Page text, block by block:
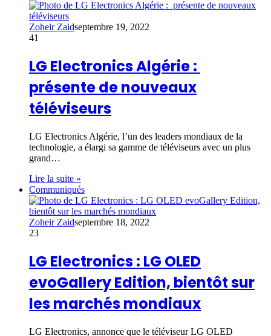
Zoheir Zaidseptembre 19, 2022
41
LG Electronics Algérie :
présente de nouveaux
téléviseurs
LG Electronics Algérie, l’un des leaders mondiaux de la
technologie, a élargi sa gamme de téléviseurs avec un plus
grand…
Lire la suite »
Communiqués
Zoheir Zaidseptembre 18, 2022
23
LG Electronics : LG OLED
evoGallery Edition, bientôt sur
les marchés mondiaux
LG Electronics, annonce que le téléviseur LG OLED